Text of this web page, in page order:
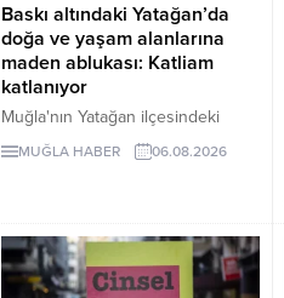
Baskı altındaki Yatağan’da
doğa ve yaşam alanlarına
maden ablukası: Katliam
katlanıyor
Muğla'nın Yatağan ilçesindeki
mermer ocağının kapasitesinin üç
kat artırılması için hazırlanan ÇED
ortaya koydu. Yerleşim alanlarına
110 metre mesafedeki projeyle
üretim 350 bin metreküpe
MUĞLA HABER 06.08.2026